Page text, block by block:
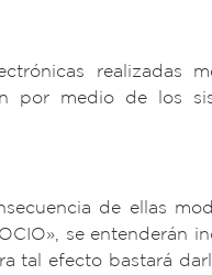
realizadas
por medio de los
de ellas
se entenderán
tal efecto bastará